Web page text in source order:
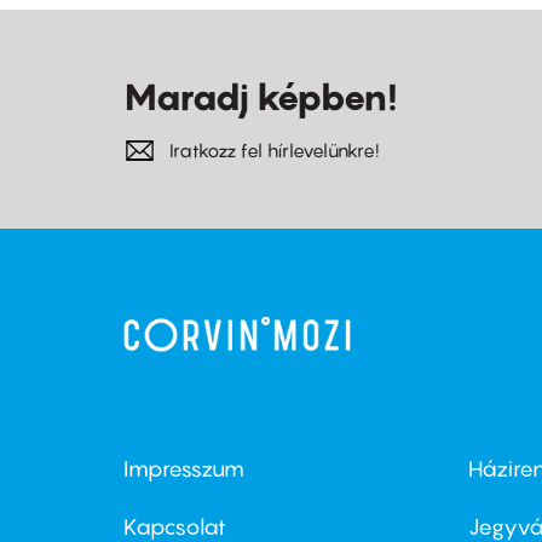
Maradj képben!
Iratkozz fel hírlevelünkre!
Footer
menu
Impresszum
Kapcsolat